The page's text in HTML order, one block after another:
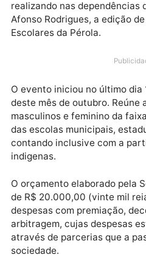
A Prefeitura Municipal de
realizando nas
Escolares da Pérola.
O evento iniciou no último
masculinos e feminino da
das escolas municipais,
contando inclusive com a
indigenas.
O orçamento elaborado